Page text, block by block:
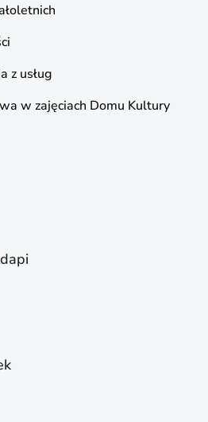
z usług
w zajęciach Domu Kultury